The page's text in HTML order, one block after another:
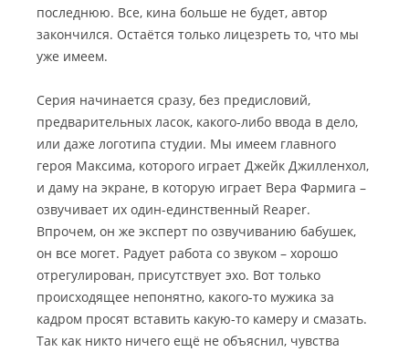
последнюю. Все, кина больше не будет, автор
закончился. Остаётся только лицезреть то, что мы
уже имеем.
Серия начинается сразу, без предисловий,
предварительных ласок, какого-либо ввода в дело,
или даже логотипа студии. Мы имеем главного
героя Максима, которого играет Джейк Джилленхол,
и даму на экране, в которую играет Вера Фармига –
озвучивает их один-единственный Reaper.
Впрочем, он же эксперт по озвучиванию бабушек,
он все могет. Радует работа со звуком – хорошо
отрегулирован, присутствует эхо. Вот только
происходящее непонятно, какого-то мужика за
кадром просят вставить какую-то камеру и смазать.
Так как никто ничего ещё не объяснил, чувства